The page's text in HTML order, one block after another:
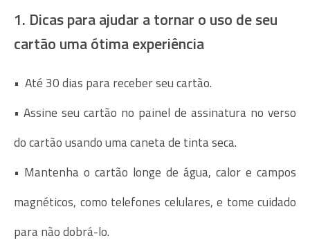
1. Dicas para ajudar a tornar o uso de seu
cartão uma ótima experiência
• Até 30 dias para receber seu cartão.
• Assine seu cartão no painel de assinatura no verso
do cartão usando uma caneta de tinta seca.
• Mantenha o cartão longe de água, calor e campos
magnéticos, como telefones celulares, e tome cuidado
para não dobrá-lo.